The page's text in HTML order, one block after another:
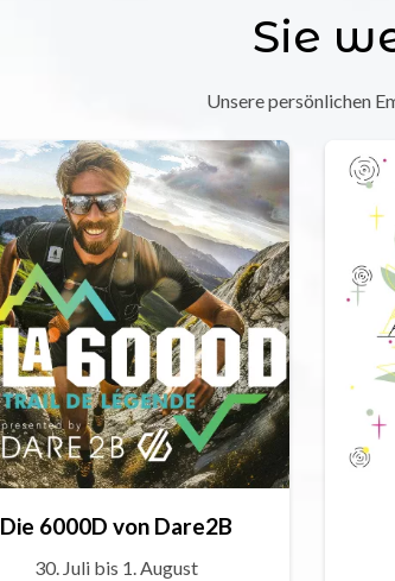
Sie
Unsere persönlichen
Die 6000D von Dare2B
30. Juli bis 1. August